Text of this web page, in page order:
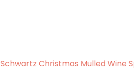
Schwartz Christmas Mulled Wine